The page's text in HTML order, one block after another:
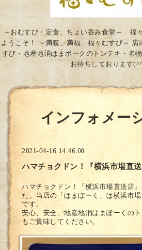
～おむすび・定食、ちょい呑み食堂～ 福
ようこそ！ ～満腹、満福、福々むすび～ 店
すび・地産地消はまポークのトンテキ・名
お待ちしております
インフォメー
2021-04-16 14:46:00
ハマチョクドン！『横浜市場直
ハマチョクドン！『横浜市場直送店
た。当店の「はまぽーく」は横浜市
です。
安心、安全、地産地消はまぽーくの
もご賞味してください。